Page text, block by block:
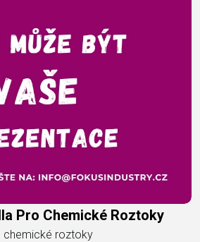
Pro Chemické Roztoky
chemické roztoky